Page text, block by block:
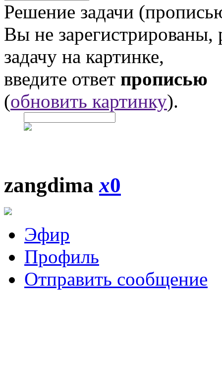
Решение задачи
Вы не
задачу на картинке,
введите ответ прописью
(обновить картинку).
zangdimax0
Эфир
Профиль
Отправить сообщение